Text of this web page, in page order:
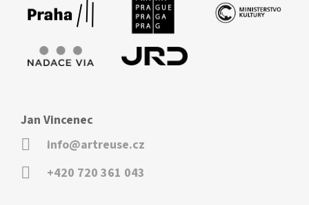
Jan Vincenec
info@artreuse.cz
+420 720 361 043